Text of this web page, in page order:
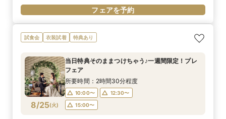
フェアを予約
試食会 衣装試着 特典あり
8/25(火)
当日特典そのままつけちゃう♪一週間限定！プレ
フェア
所要時間：2時間30分程度
10:00〜
12:30〜
15:00〜